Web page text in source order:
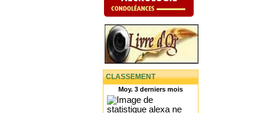
CLASSEMENT
Moy. 3 derniers mois